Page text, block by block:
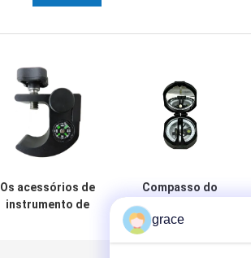
Os acessórios de
instrumento de
Compasso do
metal da geologia
do preto da liga
grace